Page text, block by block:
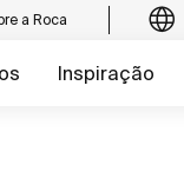
a Roca
Inspiração